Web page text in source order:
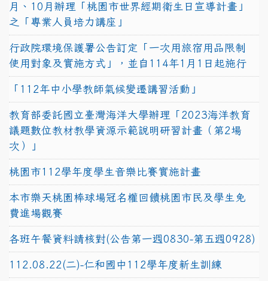
月、10月辦理「桃園市世界經期衛生日宣導計畫」
之「專業人員培力講座」
行政院環境保護署公告訂定「一次用旅宿用品限制
使用對象及實施方式」，並自114年1月1日起施行
「112年中小學教師氣候變遷講習活動」
教育部委託國立臺灣海洋大學辦理「2023海洋教育
議題數位教材教學資源示範說明研習計畫（第2場
次）」
桃園市112學年度學生音樂比賽實施計畫
本市樂天桃園棒球場冠名權回饋桃園市民及學生免
費進場觀賽
各班午餐資料請核對(公告第一週0830-第五週0928)
112.08.22(二)-仁和國中112學年度新生訓練